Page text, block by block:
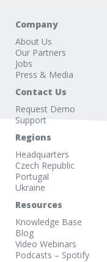
Company
About Us
Our Partners
Jobs
Press & Media
Contact Us
Request Demo
Support
Regions
Headquarters
Czech Republic
Portugal
Ukraine
Resources
Knowledge Base
Blog
Video Webinars
Podcasts – Spotify